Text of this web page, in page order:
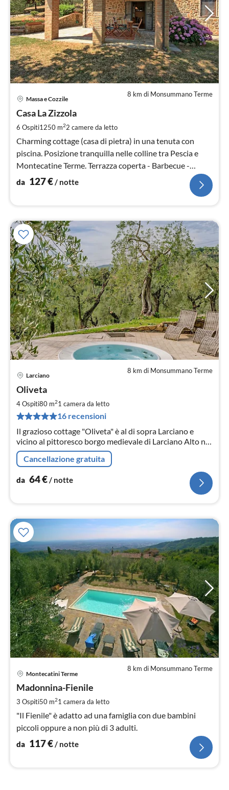
8 km di Monsummano Terme
Massa e Cozzile
Casa La Zizzola
6 Ospiti1250 m22 camere da letto
Charming cottage (casa di pietra) in una tenuta con
piscina. Posizione tranquilla nelle colline tra Pescia e
Montecatine Terme. Terrazza coperta - Barbecue -
Buone strutture
da 127€ / notte
8 km di Monsummano Terme
Larciano
Oliveta
4 Ospiti80 m21 camera da letto
16 recensioni
Il grazioso cottage "Oliveta" è al di sopra Larciano e
vicino al pittoresco borgo medievale di Larciano Alto nei
pressi di Montecatini Terme.
Cancellazione gratuita
da 64€/ notte
8 km di Monsummano Terme
Montecatini Terme
Madonnina-Fienile
3 Ospiti50 m21 camera da letto
"Il Fienile" è adatto ad una famiglia con due bambini
piccoli oppure a non più di 3 adulti.
da 117€/ notte